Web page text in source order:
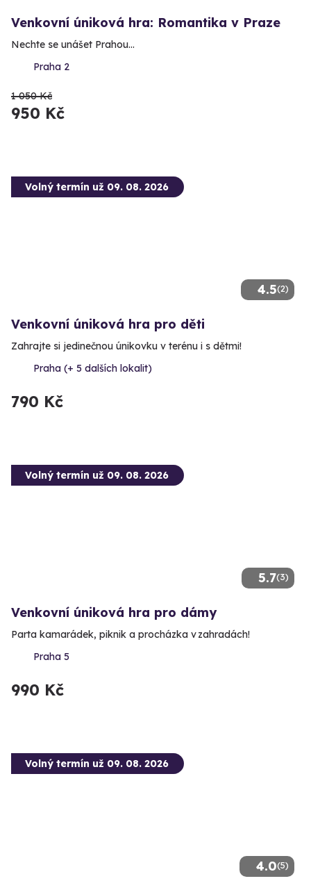
Venkovní úniková hra: Romantika v Praze
Nechte se unášet Prahou...
Praha 2
1 050 Kč
950 Kč
4.5(2)
Volný termín už 09. 08. 2026
Venkovní úniková hra pro děti
Zahrajte si jedinečnou únikovku v terénu i s dětmi!
Praha (+ 5 dalších lokalit)
790 Kč
5.7(3)
Volný termín už 09. 08. 2026
Venkovní úniková hra pro dámy
Parta kamarádek, piknik a procházka v zahradách!
Praha 5
990 Kč
4.0(5)
Volný termín už 09. 08. 2026